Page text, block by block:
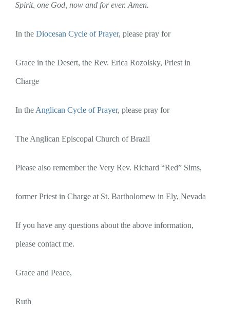
Spirit, one God, now and for ever. Amen.
In the Diocesan Cycle of Prayer, please pray for
Grace in the Desert, the Rev. Erica Rozolsky, Priest in
Charge
In the Anglican Cycle of Prayer, please pray for
The Anglican Episcopal Church of Brazil
Please also remember the Very Rev. Richard “Red” Sims,
former Priest in Charge at St. Bartholomew in Ely, Nevada
If you have any questions about the above information,
please contact me.
Grace and Peace,
Ruth